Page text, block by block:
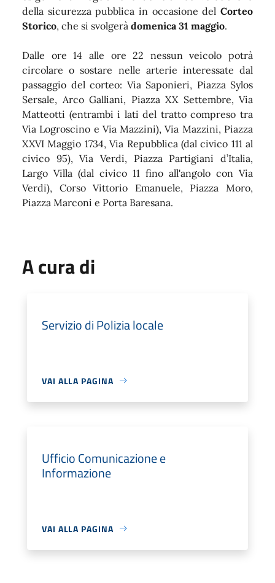
della sicurezza pubblica in occasione del Corteo
Storico, che si svolgerà domenica 31 maggio.
Dalle ore 14 alle ore 22 nessun veicolo potrà
circolare o sostare nelle arterie interessate dal
passaggio del corteo: Via Saponieri, Piazza Sylos
Sersale, Arco Galliani, Piazza XX Settembre, Via
Matteotti (entrambi i lati del tratto compreso tra
Via Logroscino e Via Mazzini), Via Mazzini, Piazza
XXVI Maggio 1734, Via Repubblica (dal civico 111 al
civico 95), Via Verdi, Piazza Partigiani d’Italia,
Largo Villa (dal civico 11 fino all'angolo con Via
Verdi), Corso Vittorio Emanuele, Piazza Moro,
Piazza Marconi e Porta Baresana.
A cura di
Servizio di Polizia locale
VAI ALLA PAGINA
Ufficio Comunicazione e
Informazione
VAI ALLA PAGINA